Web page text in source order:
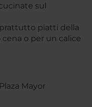
sul
piatti della
o per un calice
Mayor